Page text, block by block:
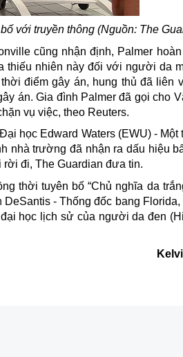
với truyền thông (Nguồn: The
cũng nhận định, Palmer
thiếu nhiên này đối với người da
điểm gây án, hung thủ đã liên
án. Gia đình Palmer đã gọi cho
vụ việc, theo Reuters.
học Edward Waters (EWU) -
nhà trường đã nhận ra dấu hiệu
rời đi, The Guardian đưa tin.
thời tuyên bố “Chủ nghĩa da
- Thống đốc bang Florida,
học lịch sử của người da đen